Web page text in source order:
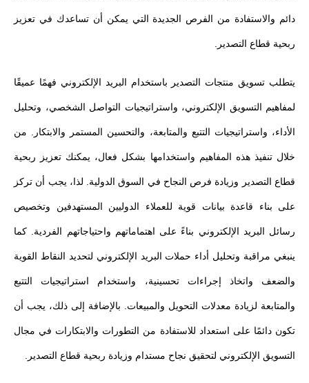
دائم والاستفادة من الفرص الجديدة التي يمكن أن تساعدك في تعزيز
ربحية قطاع التصدير.
يتطلب تسويق منتجات التصدير باستخدام البريد الإلكتروني فهمًا عميقًا
لمفاهيم التسويق الإلكتروني، واستراتيجيات التواصل الشخصي، وتحليل
الأداء، واستراتيجيات التتبع والمتابعة، والتحسين المستمر والابتكار. من
خلال تنفيذ هذه المفاهيم واستخدامها بشكل فعال، يمكنك تعزيز ربحية
قطاع التصدير وزيادة فرص النجاح في السوق الدولية. لذا، يجب أن تركز
على بناء قاعدة بيانات قوية للعملاء الدوليين المستهدفين وتخصيص
رسائل البريد الإلكتروني بناءً على اهتماماتهم واحتياجاتهم الفردية. كما
ينبغي مراقبة وتحليل أداء حملات البريد الإلكتروني لتحديد النقاط القوية
والضعف واتخاذ إجراءات تحسينية، واستخدام استراتيجيات التتبع
والمتابعة لزيادة معدلات التحويل والمبيعات. بالإضافة إلى ذلك، يجب أن
تكون دائمًا على استعداد للاستفادة من التطورات والابتكارات في مجال
التسويق الإلكتروني لتحقيق نجاح مستدام وزيادة ربحية قطاع التصدير.